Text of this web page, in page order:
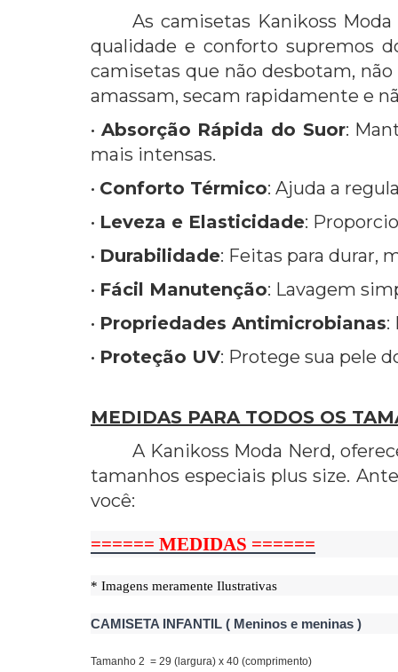
As camisetas Kanikoss
qualidade e conforto supremos
camisetas que não desbotam,
amassam, secam rapidamente e
• Absorção Rápida do Suor:
mais intensas.
• Conforto Térmico: Ajuda a
• Leveza e Elasticidade:
• Durabilidade: Feitas para durar,
• Fácil Manutenção: Lavagem
• Propriedades Antimicrobianas:
• Proteção UV: Protege sua pele
MEDIDAS PARA TODOS OS
A Kanikoss Moda Nerd,
tamanhos especiais plus size.
você:
====== MEDIDAS ======
* Imagens meramente Ilustrativas
CAMISETA INFANTIL ( Meninos e meninas )
Tamanho 2 = 29 (largura) x 40 (comprimento)